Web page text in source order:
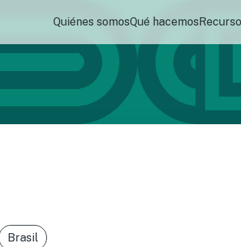
Quiénes somosQué hacemos
Brasil